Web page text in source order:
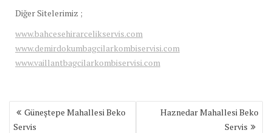
Diğer Sitelerimiz ;
www.bahcesehirarcelikservis.com
www.demirdokumbagcilarkombiservisi.com
www.vaillantbagcilarkombiservisi.com
Yazı
gezinmesi
Güneştepe Mahallesi Beko
Servis
Haznedar Mahallesi Beko
Servis